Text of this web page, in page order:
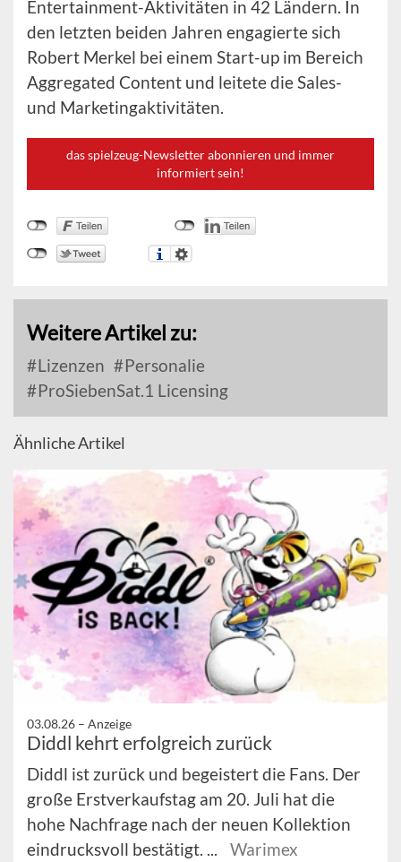
Entertainment-Aktivitäten in 42 Ländern. In
den letzten beiden Jahren engagierte sich
Robert Merkel bei einem Start-up im Bereich
Aggregated Content und leitete die Sales-
und Marketingaktivitäten.
das spielzeug-Newsletter abonnieren und immer
informiert sein!
Weitere Artikel zu:
Lizenzen
Personalie
ProSiebenSat.1 Licensing
Ähnliche Artikel
03.08.26 – Anzeige
Diddl kehrt erfolgreich zurück
Diddl ist zurück und begeistert die Fans. Der
große Erstverkaufstag am 20. Juli hat die
hohe Nachfrage nach der neuen Kollektion
eindrucksvoll bestätigt. ...
Warimex